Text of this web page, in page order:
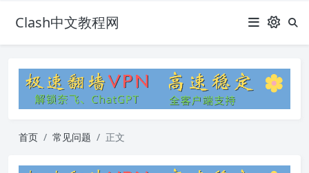
Clash中文教程网
首页 常见问题 正文